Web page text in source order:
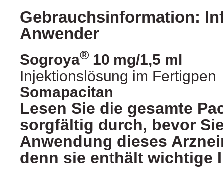
Gebrauchsinformation:
Anwender
Sogroya® 10 mg/1,5 ml
Injektionslösung im Fertigpen
Somapacitan
Lesen Sie die gesamte
sorgfältig durch, bevor
Anwendung dieses
denn sie enthält wichtige